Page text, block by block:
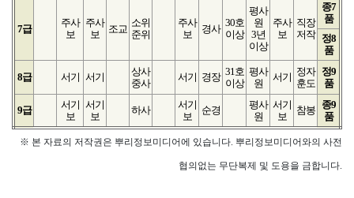
7급
주사
보
주사
보
조교
소위
준위
주사
보
경사
30호
이상
평사
원
3년
이상
주사
보
직장
저작
종7
품
정8
품
8급 서기 서기
상사
중사
서기 경장 31호
이상
평사
원
서기 정자
훈도
정9
품
9급
서기
보
서기
보
하사
서기
보
순경
평사
원
서기
보
참봉
종9
품
※ 본 자료의 저작권은 뿌리정보미디어에 있습니다. 뿌리정보미디어와의 사전
협의없는 무단복제 및 도용을 금합니다.